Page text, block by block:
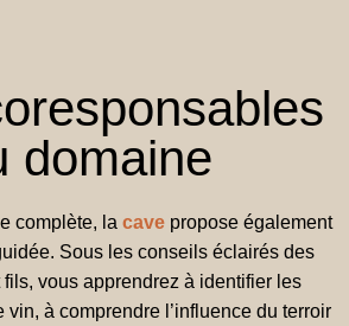
domaine
complète, la cavepropose également
Sous les conseils éclairés des
fils, vous apprendrez à identifier les
à comprendre l’influence du terroir